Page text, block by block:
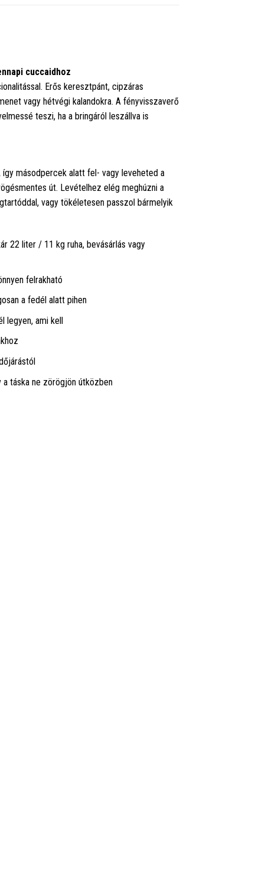
cuccaidhoz
Erős keresztpánt, cipzáras
vagy hétvégi kalandokra. A fényvisszaverő
teszi, ha a bringáról leszállva is
másodpercek alatt fel- vagy leveheted a
út. Levételhez elég meghúzni a
vagy tökéletesen passzol bármelyik
22 liter / 11 kg ruha, bevásárlás vagy
felrakható
a fedél alatt pihen
legyen, ami kell
táska ne zörögjön útközben